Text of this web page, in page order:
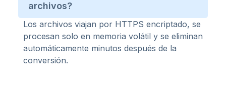
archivos?
Los archivos viajan por HTTPS encriptado, se
procesan solo en memoria volátil y se eliminan
automáticamente minutos después de la
conversión.